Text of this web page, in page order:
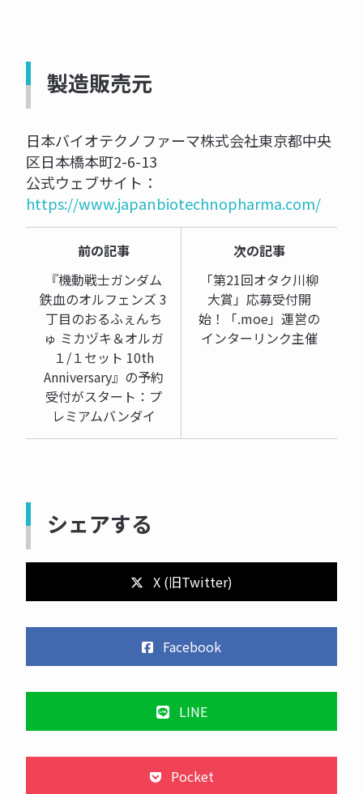
製造販売元
日本バイオテクノファーマ株式会社東京都中央
区日本橋本町2-6-13
公式ウェブサイト：
https://www.japanbiotechnopharma.com/
前の記事
『機動戦士ガンダム
鉄血のオルフェンズ 3
丁目のおるふぇんち
ゅ ミカヅキ＆オルガ
１/１セット 10th
Anniversary』の予約
受付がスタート：プ
レミアムバンダイ
次の記事
「第21回オタク川柳
大賞」応募受付開
始！「.moe」運営の
インターリンク主催
シェアする
X (旧Twitter)
Facebook
LINE
Pocket